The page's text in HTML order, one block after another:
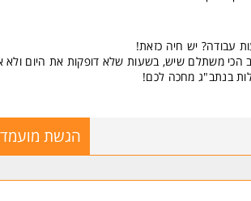
משתלם שיש, בשעות שלא דופקות את היום ולא
בנתב"ג מחכה לכם!
הגשת